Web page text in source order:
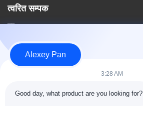
त्वरित सम्पक
घर
उत्पादों
संपर्क करें
श्रेणियाँ
Alexey Pan
3:28 AM
Good day, what product are you looking for?